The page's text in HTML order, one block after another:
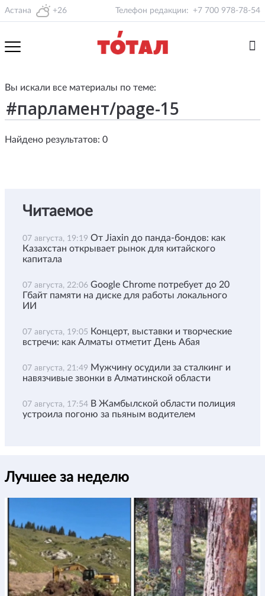
Астана +26 Телефон редакции: +7 700 978-78-54
Вы искали все материалы по теме:
Найдено результатов: 0
Читаемое
07 августа, 19:19 От Jiaxin до панда-бондов: как
Казахстан открывает рынок для китайского
капитала
07 августа, 22:06 Google Chrome потребует до 20
Гбайт памяти на диске для работы локального
ИИ
07 августа, 19:05 Концерт, выставки и творческие
встречи: как Алматы отметит День Абая
07 августа, 21:49 Мужчину осудили за сталкинг и
навязчивые звонки в Алматинской области
07 августа, 17:54 В Жамбылской области полиция
устроила погоню за пьяным водителем
Лучшее за неделю